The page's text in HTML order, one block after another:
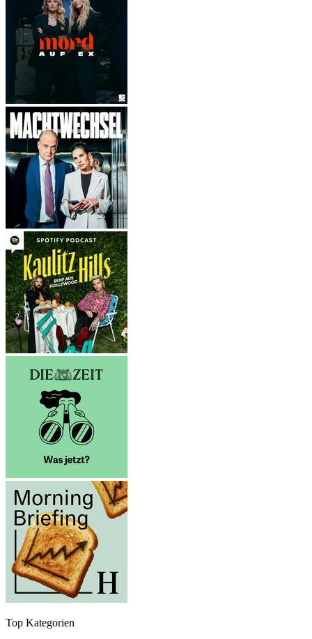
Top Kategorien